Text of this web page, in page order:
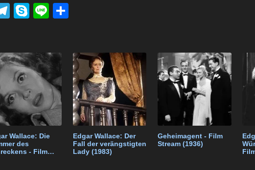
T
gr
a
m
S
e
Li
n
Wallace: Die
des
- Film
Edgar Wallace: Der
Fall der verängstigten
Lady (1983)
Geheimagent - Film
Stream (1936)